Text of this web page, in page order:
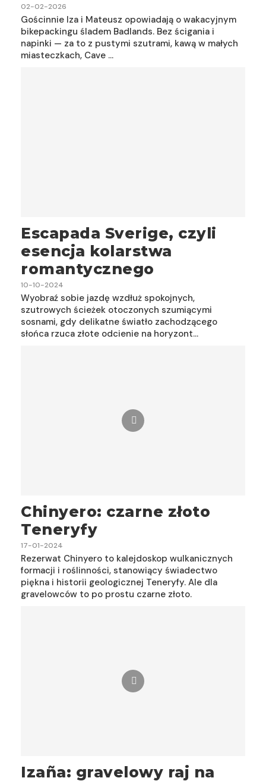
02-02-2026
Gościnnie Iza i Mateusz opowiadają o wakacyjnym
bikepackingu śladem Badlands. Bez ścigania i
napinki — za to z pustymi szutrami, kawą w małych
miasteczkach, Cave …
Escapada Sverige, czyli
esencja kolarstwa
romantycznego
10-10-2024
Wyobraź sobie jazdę wzdłuż spokojnych,
szutrowych ścieżek otoczonych szumiącymi
sosnami, gdy delikatne światło zachodzącego
słońca rzuca złote odcienie na horyzont…
Chinyero: czarne złoto
Teneryfy
17-01-2024
Rezerwat Chinyero to kalejdoskop wulkanicznych
formacji i roślinności, stanowiący świadectwo
piękna i historii geologicznej Teneryfy. Ale dla
gravelowców to po prostu czarne złoto.
Izaña: gravelowy raj na